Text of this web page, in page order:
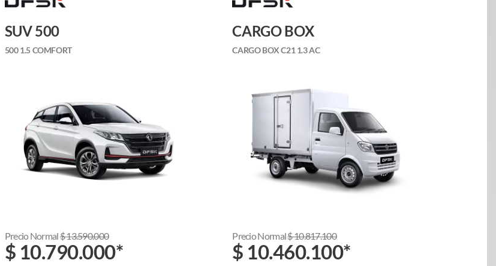
SUV 500
500 1.5 COMFORT
Precio Normal$13.590.000
$ 10.790.000*
CARGO BOX
CARGO BOX C21 1.3 AC
Precio Normal$10.817.100
$ 10.460.100*